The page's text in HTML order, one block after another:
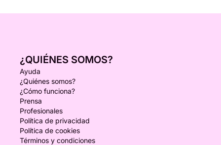
¿QUIÉNES SOMOS?
Ayuda
¿Quiénes somos?
¿Cómo funciona?
Prensa
Profesionales
Política de privacidad
Política de cookies
Términos y condiciones